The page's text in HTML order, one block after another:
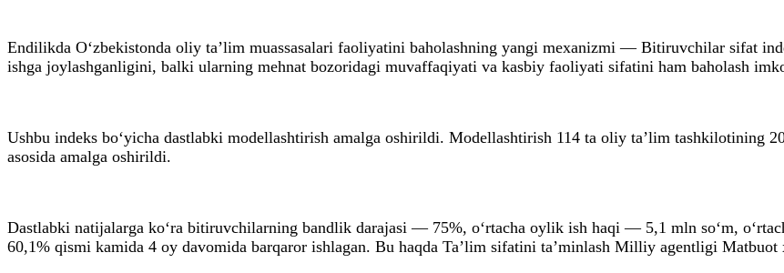
Endilikda O‘zbekistonda oliy ta’lim muassasalari faoliyatini baholashning yangi mexanizmi — Bitiruvchilar sifat
ishga joylashganligini, balki ularning mehnat bozoridagi muvaffaqiyati va kasbiy faoliyati sifatini ham baholash
Ushbu indeks bo‘yicha dastlabki modellashtirish amalga oshirildi. Modellashtirish 114 ta oliy ta’lim tashkilotining
asosida amalga oshirildi.
Dastlabki natijalarga ko‘ra bitiruvchilarning bandlik darajasi — 75%, o‘rtacha oylik ish haqi — 5,1 mln so‘m,
60,1% qismi kamida 4 oy davomida barqaror ishlagan. Bu haqda Ta’lim sifatini ta’minlash Milliy agentligi Matbuot